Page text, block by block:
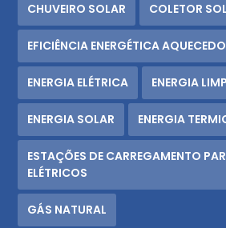
CHUVEIRO SOLAR COLETOR
EFICIÊNCIA ENERGÉTICA
ENERGIA ELÉTRICA ENERGIA
ENERGIA SOLAR ENERGIA
ESTAÇÕES DE CARREGAMENTO
ELÉTRICOS
GÁS NATURAL